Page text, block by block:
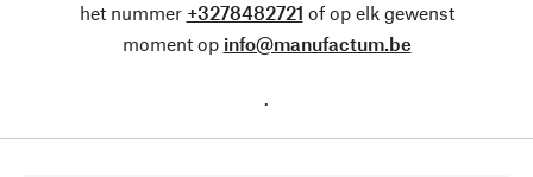
het nummer +3278482721 of op elk gewenst
moment op info@manufactum.be
.